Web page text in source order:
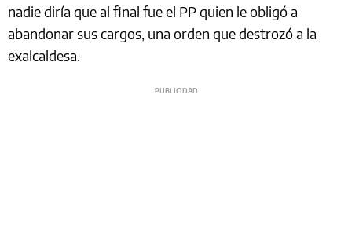
nadie diría que al final fue el PP quien le obligó a
abandonar sus cargos, una orden que destrozó a la
exalcaldesa.